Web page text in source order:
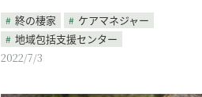
終の棲家
ケアマネジャー
地域包括支援センター
2022/7/3